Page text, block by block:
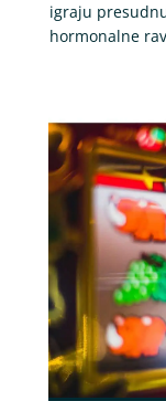
igraju
hormonalne